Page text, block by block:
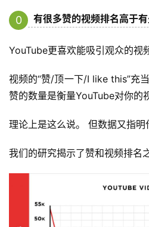
0
有很多赞的视频排名高于
YouTube更喜欢能吸引观众的视
视频的“赞/顶一下/I like this”充
赞的数量是衡量YouTube对你的
理论上是这么说。 但数据又指明
我们的研究揭示了赞和视频排名